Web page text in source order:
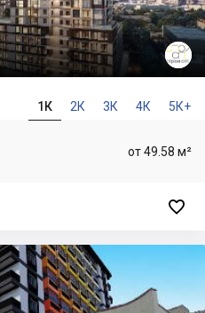
1К 2К 3К 4К 5К+
от 49.58 м²
